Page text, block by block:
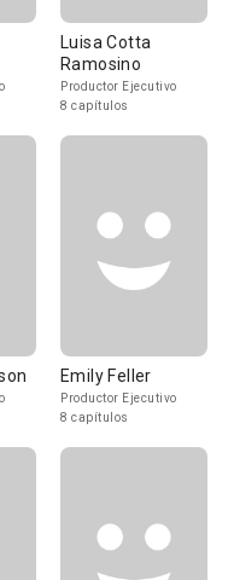
Luisa Cotta
Ramosino
Productor Ejecutivo
8 capítulos
Emily Feller
Productor Ejecutivo
8 capítulos